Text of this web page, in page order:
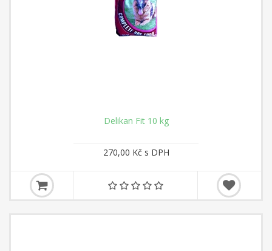
Delikan Fit 10 kg
270,00 Kč s DPH